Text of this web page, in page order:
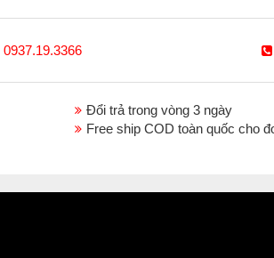
0937.19.3366
Đổi trả trong vòng 3 ngày
Free ship COD toàn quốc cho